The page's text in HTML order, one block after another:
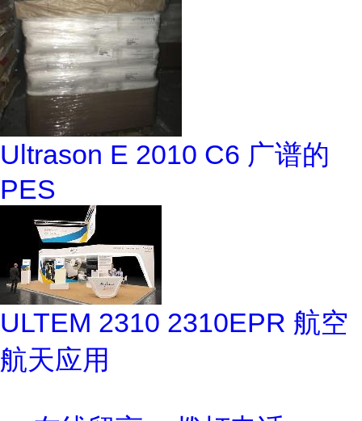
Ultrason E 2010 C6 广谱的
PES
ULTEM 2310 2310EPR 航空
航天应用